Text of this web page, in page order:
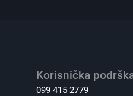
Korisnička
099 415 2779